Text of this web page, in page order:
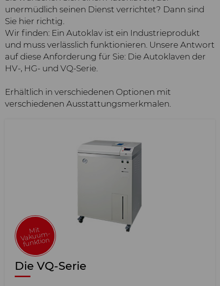
unermüdlich seinen Dienst verrichtet? Dann sind
Sie hier richtig.
Wir finden: Ein Autoklav ist ein Industrieprodukt
und muss verlässlich funktionieren. Unsere Antwort
auf diese Anforderung für Sie: Die Autoklaven der
HV-, HG- und VQ-Serie.
Erhältlich in verschiedenen Optionen mit
verschiedenen Ausstattungsmerkmalen.
Mit
Vakuu
m-
funktion
Die VQ-Serie